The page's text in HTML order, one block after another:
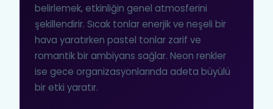
belirlemek, etkinliğin genel atmosferini
şekillendirir. Sıcak tonlar enerjik ve neşeli bir
hava yaratırken pastel tonlar zarif ve
romantik bir ambiyans sağlar. Neon renkler
ise gece organizasyonlarında adeta büyülü
bir etki yaratır.